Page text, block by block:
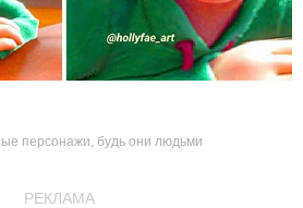
персонажи, будь они людьми
РЕКЛАМА